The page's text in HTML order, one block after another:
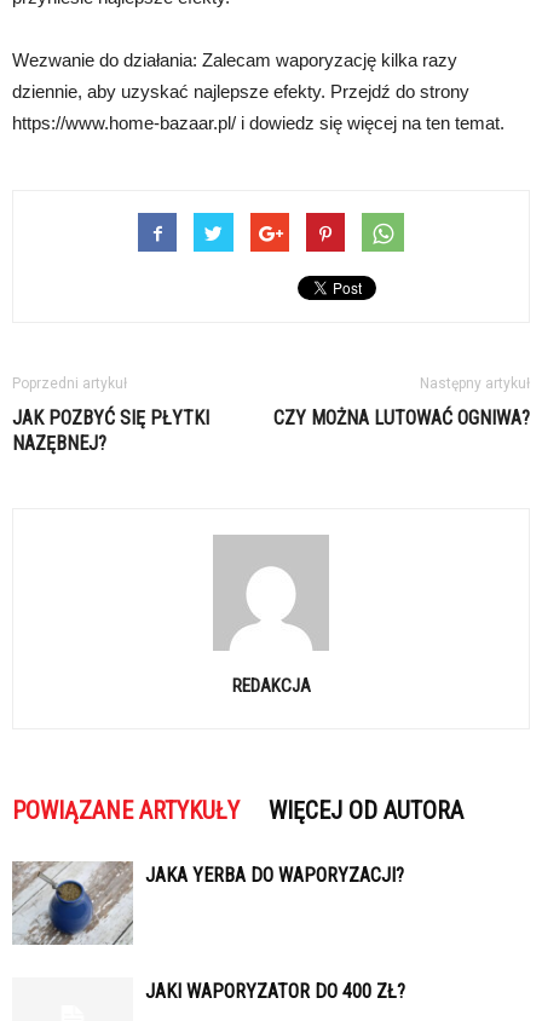
Wezwanie do działania: Zalecam waporyzację kilka razy
dziennie, aby uzyskać najlepsze efekty. Przejdź do strony
https://www.home-bazaar.pl/ i dowiedz się więcej na ten temat.
Poprzedni artykuł
JAK POZBYĆ SIĘ PŁYTKI
NAZĘBNEJ?
Następny artykuł
CZY MOŻNA LUTOWAĆ OGNIWA?
REDAKCJA
POWIĄZANE ARTYKUŁY WIĘCEJ OD AUTORA
JAKA YERBA DO WAPORYZACJI?
JAKI WAPORYZATOR DO 400 ZŁ?